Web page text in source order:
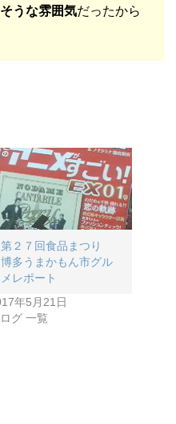
うな雰囲気だったから
第２７回食品まつり
博多うまかもん市グル
メレポート
年5月21日
グ 一覧